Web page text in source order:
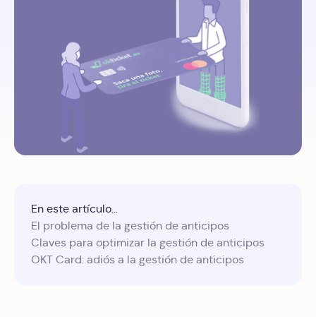
En este artículo...
El problema de la gestión de anticipos
Claves para optimizar la gestión de anticipos
OKT Card: adiós a la gestión de anticipos